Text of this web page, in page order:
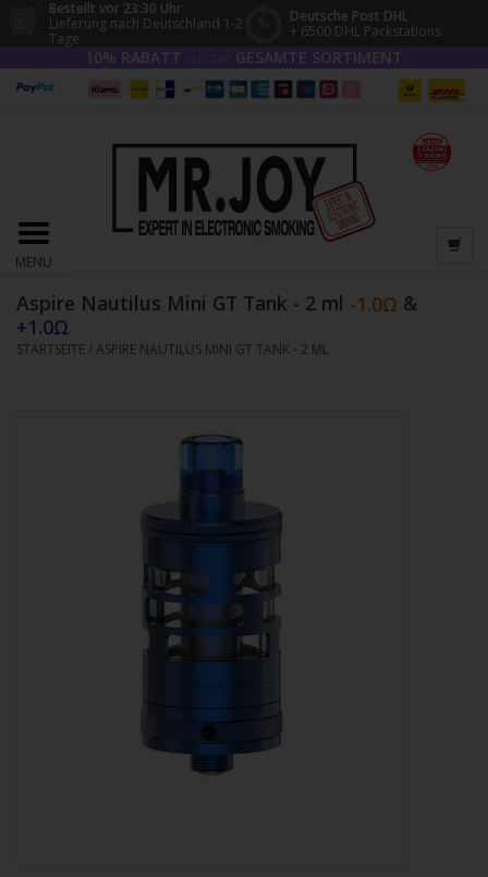
Bestellt vor 23:30 Uhr
Lieferung nach Deutschland 1-2
Tage
Deutsche Post DHL
+ 6500 DHL Packstations
10% RABATT GESAMTE SORTIMENT
MENU
Aspire Nautilus Mini GT Tank - 2 ml &
STARTSEITE /ASPIRE NAUTILUS MINI GT TANK - 2 ML